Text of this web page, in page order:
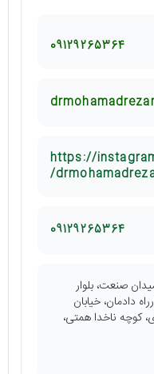
09129265364
https://
/
09129265364
صنعت، بلوار
دادمان، خیابان
کوچه ناخدا همتی،